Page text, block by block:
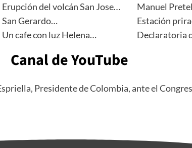
Erupción del volcán San Jose…
San Gerardo…
Un cafe con luz Helena…
Manuel
Estación
Declaratoria
Canal de YouTube
Presidente de Colombia, ante el